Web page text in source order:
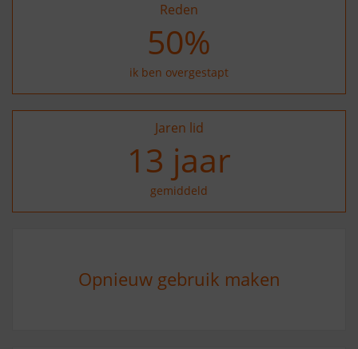
Reden
50%
ik ben overgestapt
Jaren lid
14 jaar
gemiddeld
10%